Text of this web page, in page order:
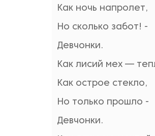
Как ночь напролет,
Но сколько забот! -
Девчонки.
Как лисий мех —
Как острое стекло,
Но только прошло -
Девчонки.